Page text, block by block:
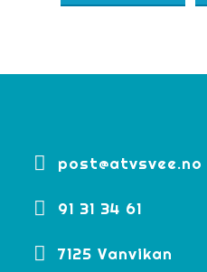
post@atvsvee.no
91 31 34 61
7125 Vanvikan